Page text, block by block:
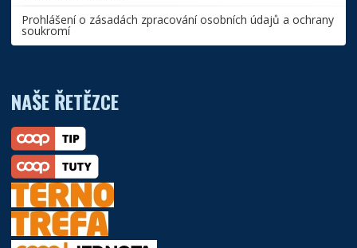
Prohlášení o zásadách zpracování osobních údajů a ochrany
soukromí
NAŠE ŘETĚZCE